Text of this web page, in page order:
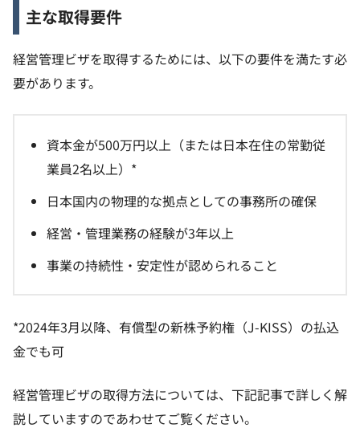
主な取得要件
経営管理ビザを取得するためには、以下の要件を満たす必
要があります。
資本金が500万円以上（または日本在住の常勤従
業員2名以上）*
日本国内の物理的な拠点としての事務所の確保
経営・管理業務の経験が3年以上
事業の持続性・安定性が認められること
*2024年3月以降、有償型の新株予約権（J-KISS）の払込
金でも可
経営管理ビザの取得方法については、下記記事で詳しく解
説していますのであわせてご覧ください。